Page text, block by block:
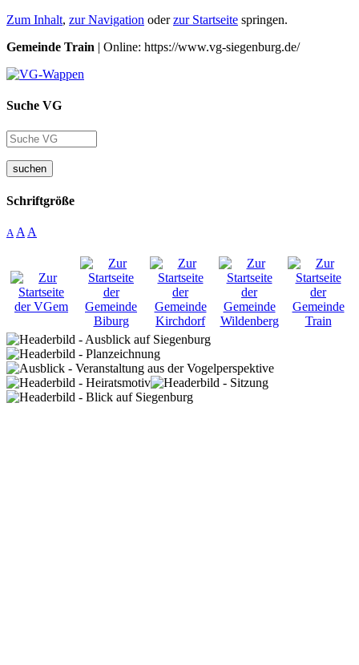
Zum Inhalt, zur Navigation oderzur Startseite springen.
Gemeinde Train | Online: https://www.vg-siegenburg.de/
Suche VG
suchen
Schriftgröße
A A A